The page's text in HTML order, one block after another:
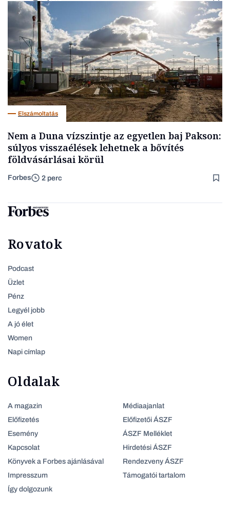
Elszámoltatás
Nem a Duna vízszintje az egyetlen baj Pakson:
súlyos visszaélések lehetnek a bővítés
földvásárlásai körül
Forbes 2 perc
Rovatok
Podcast
Üzlet
Pénz
Legyél jobb
A jó élet
Women
Napi címlap
Oldalak
A magazin
Előfizetés
Esemény
Kapcsolat
Könyvek a Forbes ajánlásával
Impresszum
Így dolgozunk
Médiaajanlat
Előfizetői ÁSZF
ÁSZF Melléklet
Hirdetési ÁSZF
Rendezveny ÁSZF
Támogatói tartalom